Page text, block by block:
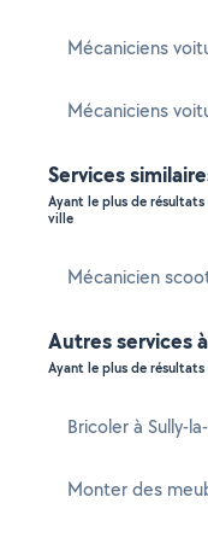
Mécaniciens
Mécaniciens
Services
Ayant le plus de
ville
Mécanicien
Autres services
Ayant le plus de
Bricoler à Sully-
Monter des